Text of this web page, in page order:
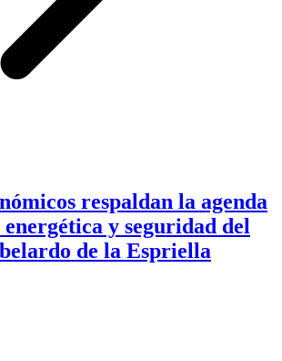
respaldan la agenda
energética y seguridad del
de la Espriella